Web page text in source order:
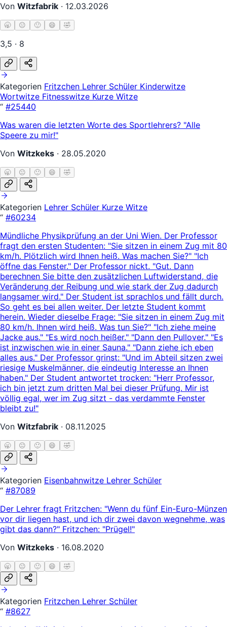
Von Witzfabrik · 12.03.2026
🥱 😐 🙂 😄 🤣
3,5 · 8
Kategorien Fritzchen Lehrer Schüler Kinderwitze
Wortwitze Fitnesswitze Kurze Witze
“ #25440
Was waren die letzten Worte des Sportlehrers? "Alle
Speere zu mir!"
Von Witzkeks · 28.05.2020
🥱 😐 🙂 😄 🤣
Kategorien Lehrer Schüler Kurze Witze
“ #60234
Mündliche Physikprüfung an der Uni Wien. Der Professor
fragt den ersten Studenten: "Sie sitzen in einem Zug mit 80
km/h. Plötzlich wird Ihnen heiß. Was machen Sie?" "Ich
öffne das Fenster." Der Professor nickt. "Gut. Dann
berechnen Sie bitte den zusätzlichen Luftwiderstand, die
Veränderung der Reibung und wie stark der Zug dadurch
langsamer wird." Der Student ist sprachlos und fällt durch.
So geht es bei allen weiter. Der letzte Student kommt
herein. Wieder dieselbe Frage: "Sie sitzen in einem Zug mit
80 km/h. Ihnen wird heiß. Was tun Sie?" "Ich ziehe meine
Jacke aus." "Es wird noch heißer." "Dann den Pullover." "Es
ist inzwischen wie in einer Sauna." "Dann ziehe ich eben
alles aus." Der Professor grinst: "Und im Abteil sitzen zwei
riesige Muskelmänner, die eindeutig Interesse an Ihnen
haben." Der Student antwortet trocken: "Herr Professor,
ich bin jetzt zum dritten Mal bei dieser Prüfung. Mir ist
völlig egal, wer im Zug sitzt - das verdammte Fenster
bleibt zu!"
Von Witzfabrik · 08.11.2025
🥱 😐 🙂 😄 🤣
Kategorien Eisenbahnwitze Lehrer Schüler
“ #87089
Der Lehrer fragt Fritzchen: "Wenn du fünf Ein-Euro-Münzen
vor dir liegen hast, und ich dir zwei davon wegnehme, was
gibt das dann?" Fritzchen: "Prügel!"
Von Witzkeks · 16.08.2020
🥱 😐 🙂 😄 🤣
Kategorien Fritzchen Lehrer Schüler
“ #8627